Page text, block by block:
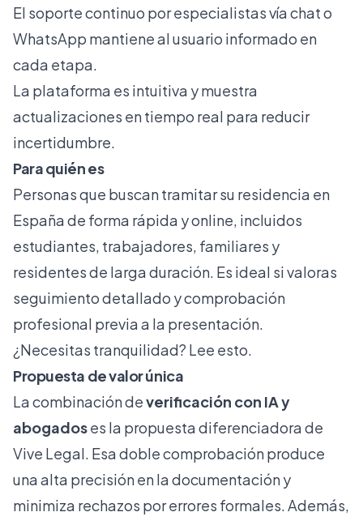
El soporte continuo por especialistas vía chat o
WhatsApp mantiene al usuario informado en
cada etapa.
La plataforma es intuitiva y muestra
actualizaciones en tiempo real para reducir
incertidumbre.
Para quién es
Personas que buscan tramitar su residencia en
España de forma rápida y online, incluidos
estudiantes, trabajadores, familiares y
residentes de larga duración. Es ideal si valoras
seguimiento detallado y comprobación
profesional previa a la presentación.
¿Necesitas tranquilidad? Lee esto.
Propuesta de valor única
La combinación deverificación con IA y
abogadoses la propuesta diferenciadora de
Vive Legal. Esa doble comprobación produce
una alta precisión en la documentación y
minimiza rechazos por errores formales. Además,